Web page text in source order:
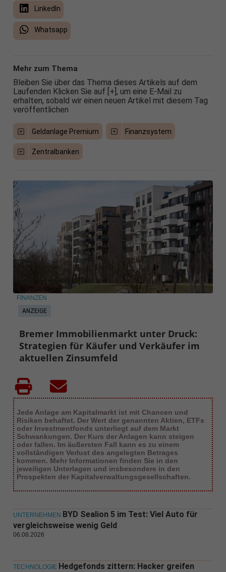
LinkedIn
Whatsapp
Mehr zum Thema
Bleiben Sie über das Thema dieses Artikels auf dem
Laufenden Klicken Sie auf [+], um eine E-Mail zu
erhalten, sobald wir einen neuen Artikel mit diesem Tag
veröffentlichen
Geldanlage Premium Finanzsystem
Zentralbanken
ANZEIGE
FINANZEN
Bremer Immobilienmarkt unter Druck:
Strategien für Käufer und Verkäufer im
aktuellen Zinsumfeld
Jede Anlage am Kapitalmarkt ist mit Chancen und
Risiken behaftet. Der Wert der genannten Aktien, ETFs
oder Investmentfonds unterliegt auf dem Markt
Schwankungen. Der Kurs der Anlagen kann steigen
oder fallen. Im äußersten Fall kann es zu einem
vollständigen Verlust des angelegten Betrages
kommen. Mehr Informationen finden Sie in den
jeweiligen Unterlagen und insbesondere in den
Prospekten der Kapitalverwaltungsgesellschaften.
UNTERNEHMEN BYD Sealion 5 im Test: Viel Auto für
vergleichsweise wenig Geld
06.08.2026
TECHNOLOGIE Hedgefonds zittern: Hacker greifen